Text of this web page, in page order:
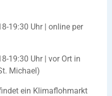
19:30 Uhr | online per
19:30 Uhr | vor Ort in
Michael)
ein Klimaflohmarkt